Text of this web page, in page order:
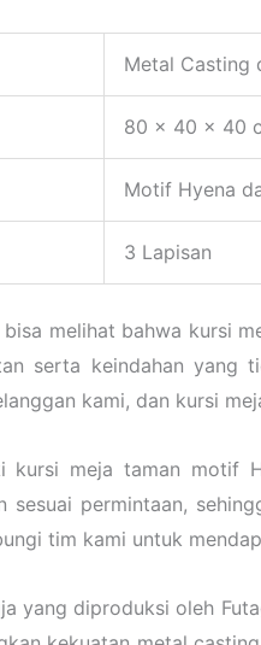
Metal Casting
80 x 40 x 40
Motif Hyena
3 Lapisan
melihat bahwa kursi
serta keindahan yang
kami, dan kursi
meja taman motif
sesuai permintaan,
tim kami untuk
yang diproduksi oleh